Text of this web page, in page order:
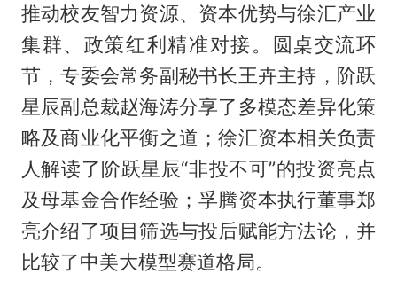
推动校友智力资源、资本优势与徐汇产业
集群、政策红利精准对接。圆桌交流环
节，专委会常务副秘书长王卉主持，阶跃
星辰副总裁赵海涛分享了多模态差异化策
略及商业化平衡之道；徐汇资本相关负责
人解读了阶跃星辰“非投不可”的投资亮点
及母基金合作经验；孚腾资本执行董事郑
亮介绍了项目筛选与投后赋能方法论，并
比较了中美大模型赛道格局。